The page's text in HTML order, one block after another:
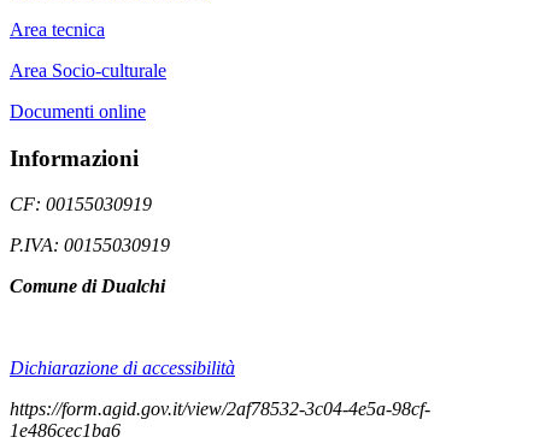
Area tecnica
Area Socio-culturale
Documenti online
Informazioni
CF: 00155030919
P.IVA: 00155030919
Comune di Dualchi
Dichiarazione di accessibilità
https://form.agid.gov.it/view/2af78532-3c04-4e5a-98cf-
1e486cec1ba6